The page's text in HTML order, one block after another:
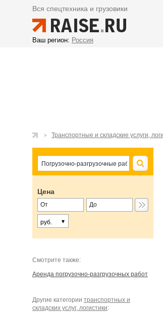
Вся спецтехника и грузовики
Ваш регион: Россия
Транспортные и складские услуги,
Цена
руб.
Cмотрите также:
Аренда погрузочно-разгрузочных работ
Другие категории транспортных и
складских услуг, логистики: